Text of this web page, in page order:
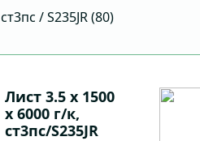
ст3пс / S235JR (80)
Лист 3.5 х 1500
х 6000 г/к,
ст3пс/S235JR